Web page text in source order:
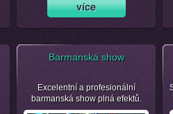
Barmanská show
Excelentní a profesionální
barmanská show plná efektů.